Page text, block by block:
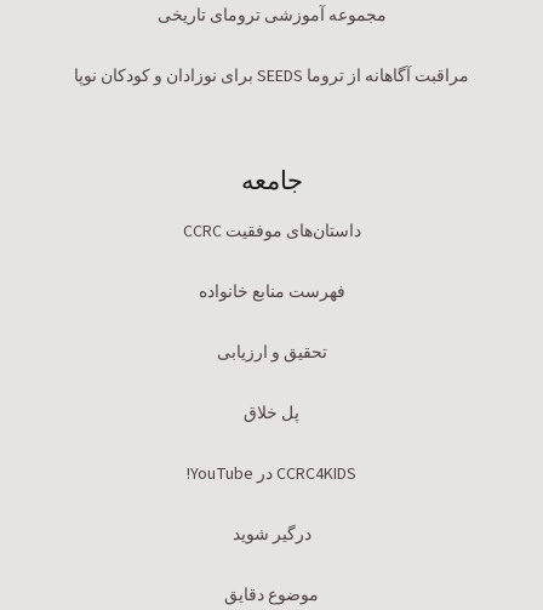
مجموعه آموزشی ترومای تاریخی
مراقبت آگاهانه از تروما SEEDS برای نوزادان و کودکان نوپا
جامعه
داستان‌های موفقیت CCRC
فهرست منابع خانواده
تحقیق و ارزیابی
پل خلاق
CCRC4KIDS در YouTube!
درگیر شوید
موضوع دقایق